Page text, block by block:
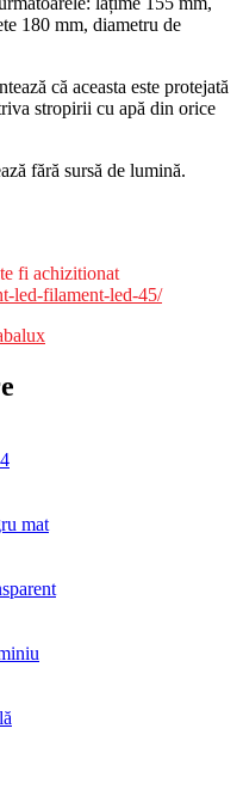
180 mm, diametru de
că aceasta este protejată
stropirii cu apă din orice
fără sursă de lumină.
fi achizitionat
led-filament-led-45/
mat